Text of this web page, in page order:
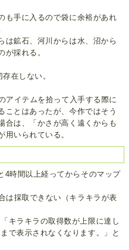
も手に入るので袋に余裕があれ
は鉱石、河川からは水、沼から
が採れる。
在しない。
アイテムを拾って入手する際に
ことはあったが、今作ではそう
合は、「かさが高く遠くからも
用いられている。
4時間以上経ってからそのマップ
は採取できない（キラキラが表
キラキラの取得数が上限に達し
で表示されなくなります。」と